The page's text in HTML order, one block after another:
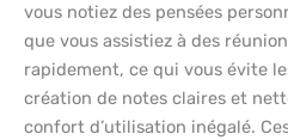
vous notiez des pensées
que vous assistiez à des
rapidement, ce qui vous évite
création de notes claires et
confort d’utilisation inégalé.